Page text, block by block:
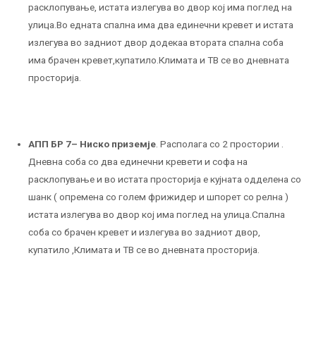
расклопување, истата излегува во двор кој има поглед на
улица.Во едната спална има два единечни кревет и истата
излегува во задниот двор додекаа втората спална соба
има брачен кревет,купатило.Климата и ТВ се во дневната
просторија.
АПП БР 7– Ниско приземје. Располага со 2 простории .
Дневна соба со два единечни кревети и софа на
расклопување и во истата просторија е кујната одделена со
шанк ( опремена со голем фрижидер и шпорет со релна )
истата излегува во двор кој има поглед на улица.Спална
соба со брачен кревет и излегува во задниот двор,
купатило ,Климата и ТВ се во дневната просторија.